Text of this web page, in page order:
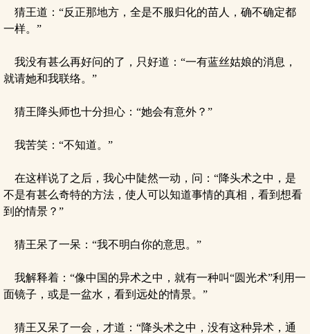
猜王道：“反正那地方，全是不服归化的苗人，确不确定都
一样。”
我没有甚么再好问的了，只好道：“一有蓝丝姑娘的消息，
就请她和我联络。”
猜王降头师也十分担心：“她会有意外？”
我苦笑：“不知道。”
在这样说了之后，我心中陡然一动，问：“降头术之中，是
不是有甚么奇特的方法，使人可以知道事情的真相，看到想看
到的情景？”
猜王呆了一呆：“我不明白你的意思。”
我解释着：“像中国的异术之中，就有一种叫“圆光术”利用一
面镜子，或是一盆水，看到远处的情景。”
猜王又呆了一会，才道：“降头术之中，没有这种异术，通